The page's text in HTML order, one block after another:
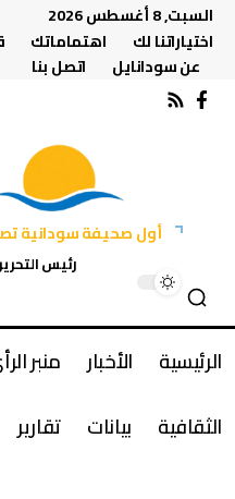
السبت, 8 أغسطس 2026
اختياراتنا لك
اهتماماتك
عن سودانايل
اتصل بنا
أول صحيفة سودانية
رئيس
الرئيسية الأخبار منبر
الثقافية
بيانات تقارير